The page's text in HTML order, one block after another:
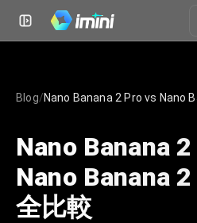
Blog/Nano Banana 2 Pro vs Nano
Nano Banana
Nano Banana
全比較